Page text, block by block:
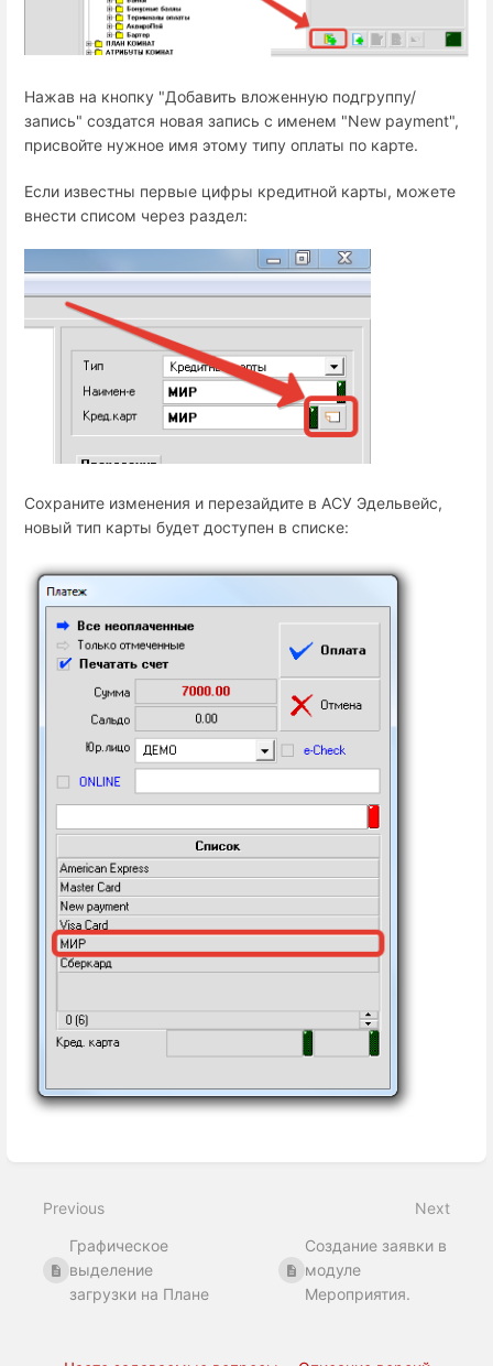
Нажав на кнопку "Добавить вложенную подгруппу/
запись" создатся новая запись с именем "New payment",
присвойте нужное имя этому типу оплаты по карте.
Если известны первые цифры кредитной карты, можете
внести списом через раздел:
Сохраните изменения и перезайдите в АСУ Эдельвейс,
новый тип карты будет доступен в списке:
mode
Previous
Графическое
выделение
загрузки на Плане
Next
Создание заявки в
модуле
Мероприятия.